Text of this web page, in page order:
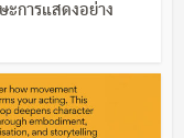
การแสดงอย่าง